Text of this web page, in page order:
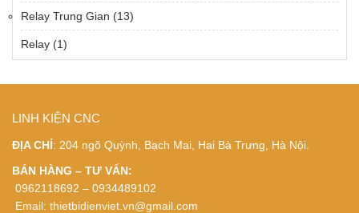
Relay Trung Gian (13)
Relay (1)
LINH KIỆN CNC
ĐỊA CHỈ: 204 ngõ Quỳnh, Bạch Mai, Hai Bà Trưng, Hà Nội.
BÁN HÀNG – TƯ VẤN:
0962118692 – 0934489102
Email: thietbidienviet.vn@gmail.com